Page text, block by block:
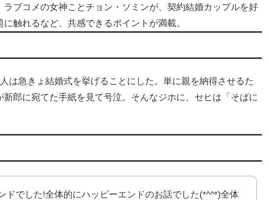
ラブコメの女神ことチョン・ソミンが、契約結婚カップルを好
触れるなど、共感できるポイントが満載。
は急きょ結婚式を挙げることにした。単に親を納得させるた
郎に宛てた手紙を見て号泣。そんなジホに、セヒは「そばに
ドでした!全体的にハッピーエンドのお話でした(*^^*)全体